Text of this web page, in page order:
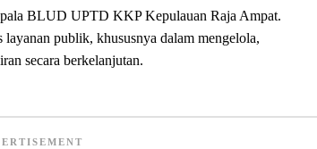
BLUD UPTD KKP Kepulauan Raja Ampat.
publik, khususnya dalam mengelola,
secara berkelanjutan.